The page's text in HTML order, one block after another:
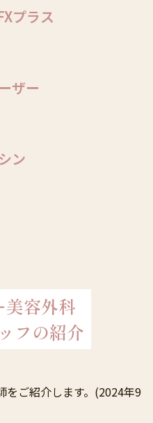
プラス
ザー
ン
美容外科
フの紹介
をご紹介します。(2024年9